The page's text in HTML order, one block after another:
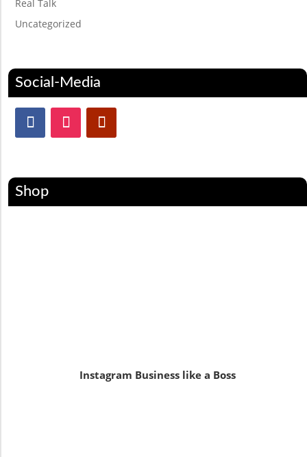
Real Talk
Uncategorized
Social-Media
Shop
Instagram Business like a Boss